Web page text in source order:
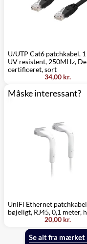
U/UTP Cat6 patchkabel,
UV resistent, 250MHz,
certificeret, sort
34,00 kr.
Måske interessant?
UniFi Ethernet
bøjeligt, RJ45, 0,1 meter,
20,00 kr.
Se alt fra mærket